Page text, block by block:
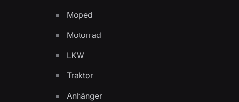
Moped
Motorrad
LKW
Traktor
Anhänger